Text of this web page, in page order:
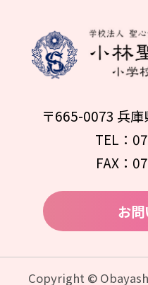
〒665-0073 兵
TEL：
FAX：
お
Copyright ©